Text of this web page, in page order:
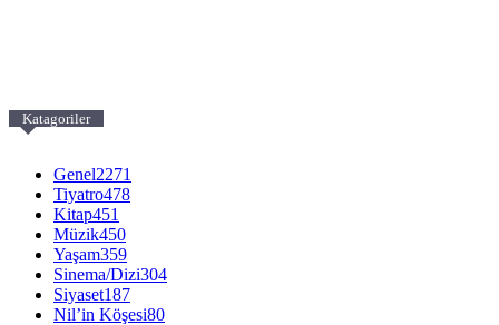
Katagoriler
Genel2271
Tiyatro478
Kitap451
Müzik450
Yaşam359
Sinema/Dizi304
Siyaset187
Nil’in Köşesi80